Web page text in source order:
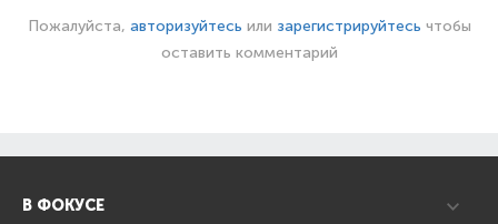
Пожалуйста, авторизуйтесь или зарегистрируйтесь чтобы
оставить комментарий
В ФОКУСЕ